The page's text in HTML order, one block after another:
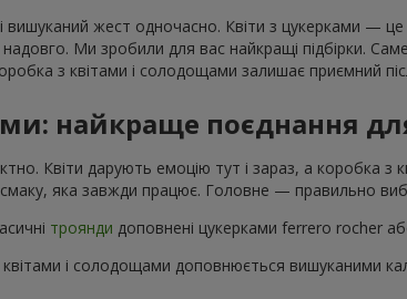
жест одночасно. Квіти з цукерками —
Ми зробили для вас найкращі підбірки.
з квітами і солодощами залишає приємний
найкраще поєднання
Квіти дарують емоцію тут і зараз, а коробка з
яка завжди працює. Головне — правильно
троянди доповнені цукерками ferrero rocher
і солодощами доповнюється вишуканими